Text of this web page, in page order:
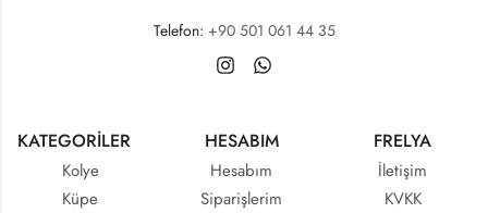
Telefon: +90 501 061 44 35
KATEGORİLER
Kolye
Küpe
HESABIM
Hesabım
Siparişlerim
FRELYA
İletişim
KVKK